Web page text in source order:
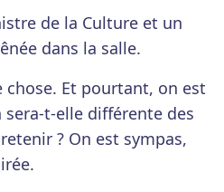
de la Culture et un
dans la salle.
chose. Et pourtant, on est
t-elle différente des
? On est sympas,